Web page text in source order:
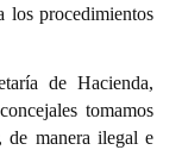
los procedimientos
de Hacienda,
tomamos
de manera ilegal e